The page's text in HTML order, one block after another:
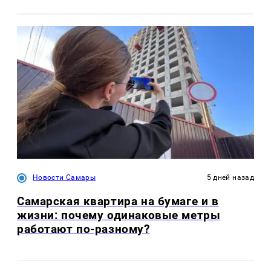
Новости Самары 5 дней назад
Самарская квартира на бумаге и в
жизни: почему одинаковые метры
работают по-разному?